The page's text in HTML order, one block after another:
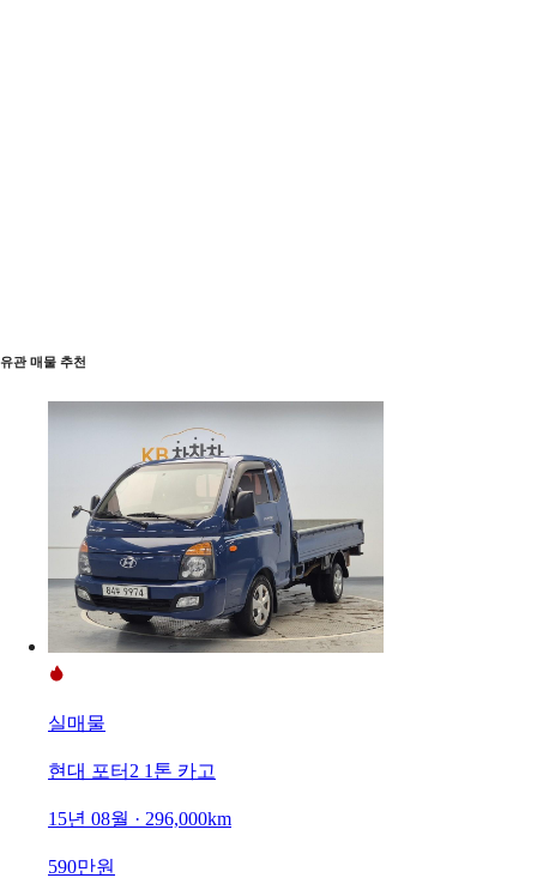
유관 매물 추천
실매물
현대 포터2 1톤 카고
15년 08월 · 296,000km
590만원